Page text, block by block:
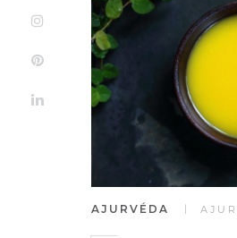
AJURVÉDA |